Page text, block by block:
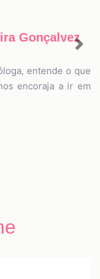
Gonçalvez
entende o que
encoraja a ir em
Next